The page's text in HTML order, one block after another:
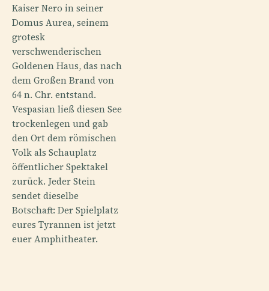
Kaiser Nero in seiner
Domus Aurea, seinem
grotesk
verschwenderischen
Goldenen Haus, das nach
dem Großen Brand von
64 n. Chr. entstand.
Vespasian ließ diesen See
trockenlegen und gab
den Ort dem römischen
Volk als Schauplatz
öffentlicher Spektakel
zurück. Jeder Stein
sendet dieselbe
Botschaft: Der Spielplatz
eures Tyrannen ist jetzt
euer Amphitheater.